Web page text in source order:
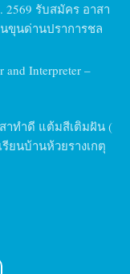
รับสมัคร อาสา
ขุนด่านปราการชล
and Interpreter –
าทำดี แต้มสีเติมฝัน (
ยนบ้านห้วยรางเกตุ